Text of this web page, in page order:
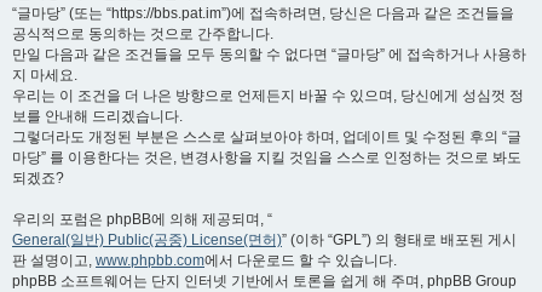
“글마당” (또는 “https://bbs.pat.im”)에 접속하려면, 당신은 다음과 같은 조건들을
공식적으로 동의하는 것으로 간주합니다.
만일 다음과 같은 조건들을 모두 동의할 수 없다면 “글마당” 에 접속하거나 사용하
지 마세요.
우리는 이 조건을 더 나은 방향으로 언제든지 바꿀 수 있으며, 당신에게 성심껏 정
보를 안내해 드리겠습니다.
그렇더라도 개정된 부분은 스스로 살펴보아야 하며, 업데이트 및 수정된 후의 “글
마당” 를 이용한다는 것은, 변경사항을 지킬 것임을 스스로 인정하는 것으로 봐도
되겠죠?
우리의 포럼은 phpBB에 의해 제공되며, “
General(일반) Public(공중) License(면허)” (이하 “GPL”) 의 형태로 배포된 게시
판 설명이고, www.phpbb.com에서 다운로드 할 수 있습니다.
phpBB 소프트웨어는 단지 인터넷 기반에서 토론을 쉽게 해 주며, phpBB Group